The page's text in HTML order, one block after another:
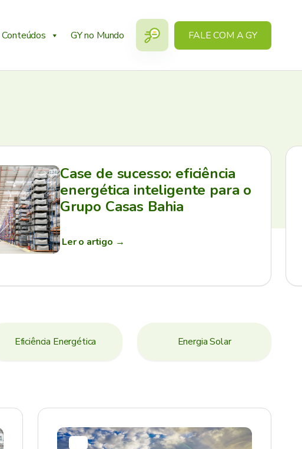
Conteúdos GY no Mundo FALE COM A GY
Case de sucesso: eficiência
energética inteligente para o
Grupo Casas Bahia
Ler o artigo →
Eficiência Energética Energia Solar